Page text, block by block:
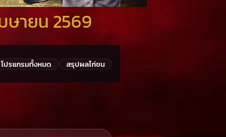
ษายน 2569
โปรแกรมทั้งหมด สรุปผลไก่ชน